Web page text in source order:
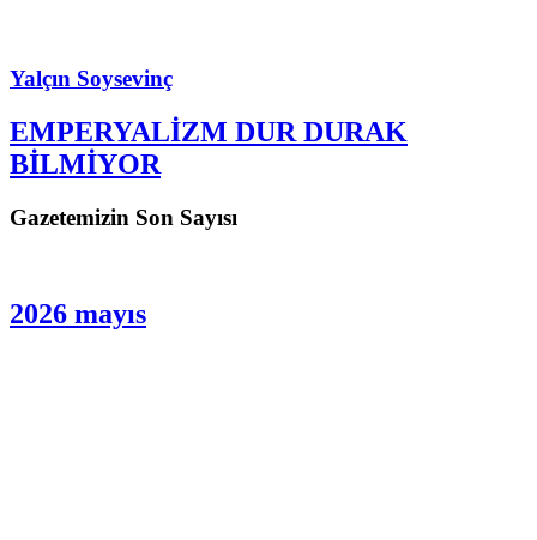
Yalçın Soysevinç
EMPERYALİZM DUR DURAK
BİLMİYOR
Gazetemizin Son Sayısı
2026 mayıs